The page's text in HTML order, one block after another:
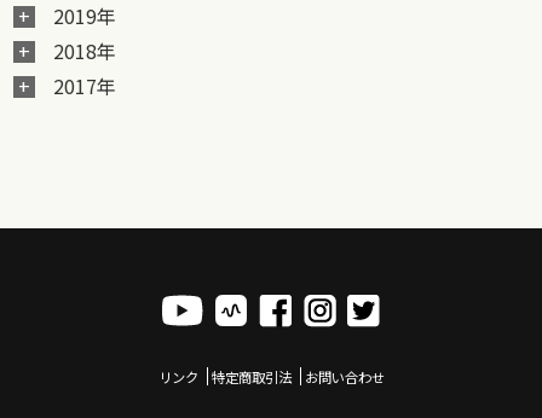
2019年
2018年
2017年
リンク 特定商取引法 お問い合わせ